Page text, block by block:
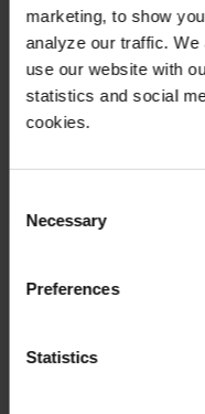
marketing, to show
analyze our traffic.
use our website with
statistics and social
cookies.
Selection
Necessary
Preferences
Statistics
Vælg variant
Type
2.218 kr.